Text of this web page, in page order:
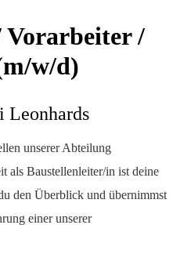
Vorarbeiter /
w/d)
Leonhards
unserer Abteilung
als Baustellenleiter/in ist deine
den Überblick und übernimmst
einer unserer